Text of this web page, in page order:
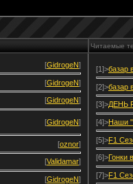
Читаемые
[GidrogeN]
[GidrogeN]
[GidrogeN]
[GidrogeN]
[oznor]
[Validamar]
[GidrogeN]
[1]>базар
[2]>базар
[3]>ДЕНЬ
[4]>Наши
[5]>F1
[6]>Гонки
[7]>F1